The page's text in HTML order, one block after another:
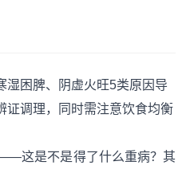
湿困脾、阴虚火旺5类原因导
证调理，同时需注意饮食均衡
这是不是得了什么重病？其